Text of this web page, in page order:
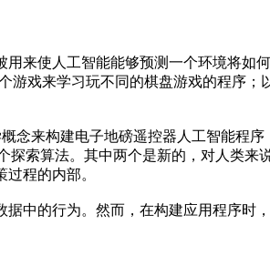
来使人工智能能够预测一个环境将如
游戏来学习玩不同的棋盘游戏的程序；
念来构建电子地磅遥控器人工智能程序
探索算法。其中两个是新的，对人类来
程的内部。
中的行为。然而，在构建应用程序时